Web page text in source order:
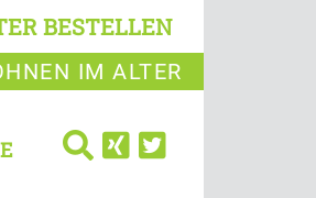
BESTELLEN
IM ALTER